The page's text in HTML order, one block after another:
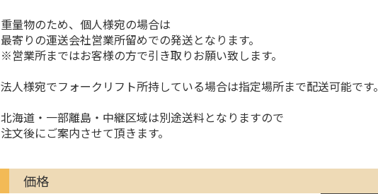
重量物のため、個人様宛の場合は
最寄りの運送会社営業所留めでの発送となります。
※営業所まではお客様の方で引き取りお願い致します。
法人様宛でフォークリフト所持している場合は指定場所まで配送可能です。
北海道・一部離島・中継区域は別途送料となりますので
注文後にご案内させて頂きます。
価格